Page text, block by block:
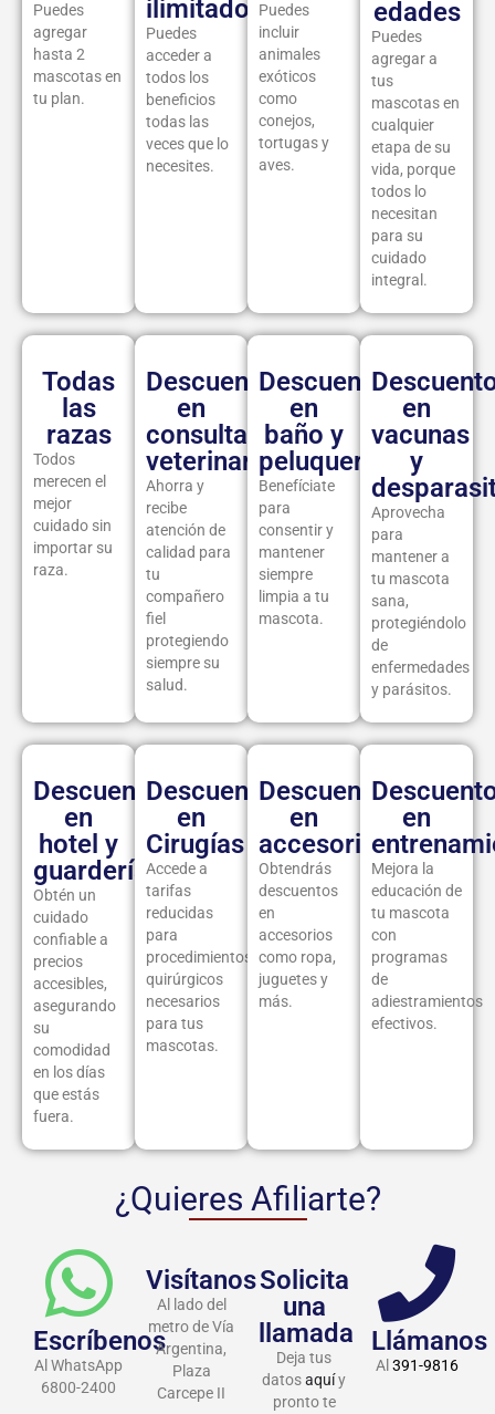
Puedes
agregar
hasta 2
mascotas en
tu plan.
ilimitado
Puedes
acceder a
todos los
beneficios
todas las
veces que lo
necesites.
Puedes
incluir
animales
exóticos
como
conejos,
tortugas y
aves.
edades
Puedes
agregar a
tus
mascotas en
cualquier
etapa de su
vida, porque
todos lo
necesitan
para su
cuidado
integral.
Todas
las
razas
Todos
merecen el
mejor
cuidado sin
importar su
raza.
⁠Descuentos
en
consultas
veterinarias.
Ahorra y
recibe
atención de
calidad para
tu
compañero
fiel
protegiendo
siempre su
salud.
Descuentos
en
baño y
peluquería
Benefíciate
para
consentir y
mantener
siempre
limpia a tu
mascota.
en
vacunas
y
Aprovecha
para
mantener a
tu mascota
sana,
protegiéndolo
de
enfermedades
y parásitos.
Descuentos
en
hotel y
guardería
Obtén un
cuidado
confiable a
precios
accesibles,
asegurando
su
comodidad
en los días
que estás
fuera.
Descuentos
en
Cirugías
Accede a
tarifas
reducidas
para
procedimientos
quirúrgicos
necesarios
para tus
mascotas.
Descuentos
en
accesorios
Obtendrás
descuentos
en
accesorios
como ropa,
juguetes y
más.
en
Mejora la
educación de
tu mascota
con
programas
de
adiestramientos
efectivos.
¿Quieres Afiliarte?
Escríbenos
Al WhatsApp
6800-2400
Visítanos
Al lado del
metro de Vía
Argentina,
Plaza
Carcepe II
Solicita
una
llamada
Deja tus
datosaquíy
pronto te
Llámanos
Al 391-9816